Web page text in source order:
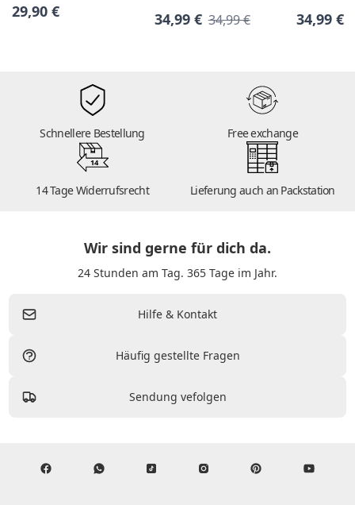
29,90 € 34,99 € 34,99 € 34,99 €
Schnellere Bestellung Free exchange
14
14 Tage Widerrufsrecht Lieferung auch an Packstation
Wir sind gerne für dich da.
24 Stunden am Tag. 365 Tage im Jahr.
Hilfe & Kontakt
Häufig gestellte Fragen
Sendung vefolgen